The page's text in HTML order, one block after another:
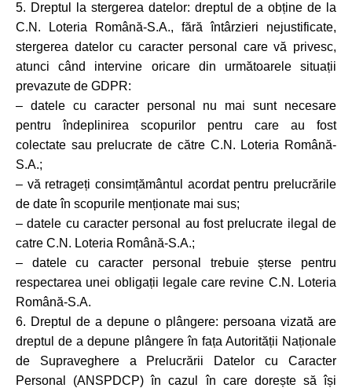
5. Dreptul la stergerea datelor: dreptul de a obține de la
C.N. Loteria Română-S.A., fără întârzieri nejustificate,
stergerea datelor cu caracter personal care vă privesc,
atunci când intervine oricare din următoarele situații
prevazute de GDPR:
– datele cu caracter personal nu mai sunt necesare
pentru îndeplinirea scopurilor pentru care au fost
colectate sau prelucrate de către C.N. Loteria Română-
S.A.;
– vă retrageți consimțământul acordat pentru prelucrările
de date în scopurile menționate mai sus;
– datele cu caracter personal au fost prelucrate ilegal de
catre C.N. Loteria Română-S.A.;
– datele cu caracter personal trebuie șterse pentru
respectarea unei obligații legale care revine C.N. Loteria
Română-S.A.
6. Dreptul de a depune o plângere: persoana vizată are
dreptul de a depune plângere în fața Autorității Naționale
de Supraveghere a Prelucrării Datelor cu Caracter
Personal (ANSPDCP) în cazul în care dorește să își